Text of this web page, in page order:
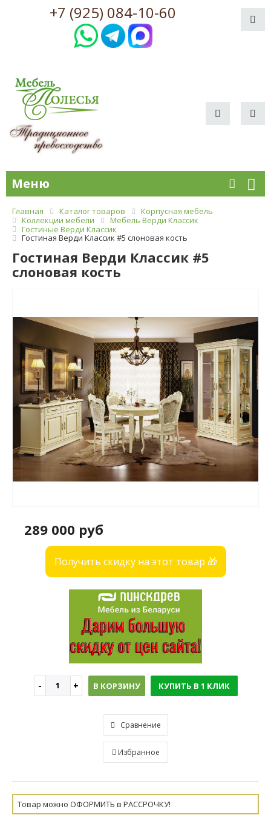
+7 (925) 084-10-60
Меню
Главная Каталог товаров
Корпусная мебель
Коллекции мебели
Мебель Верди Классик
Гостиные Верди Классик
Гостиная Верди Классик #5 слоновая кость
Гостиная Верди Классик #5
слоновая кость
289 000 руб
Получить скидку на этот товар 🎁
В КОРЗИНУ КУПИТЬ В 1 КЛИК
Сравнение
Избранное
Товар можно ОФОРМИТЬ в РАССРОЧКУ!